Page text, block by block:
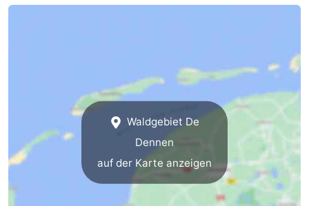
Fähre
Parken
Inselhüpfen
Waldgebiet De
Dennen
auf der Karte anzeigen